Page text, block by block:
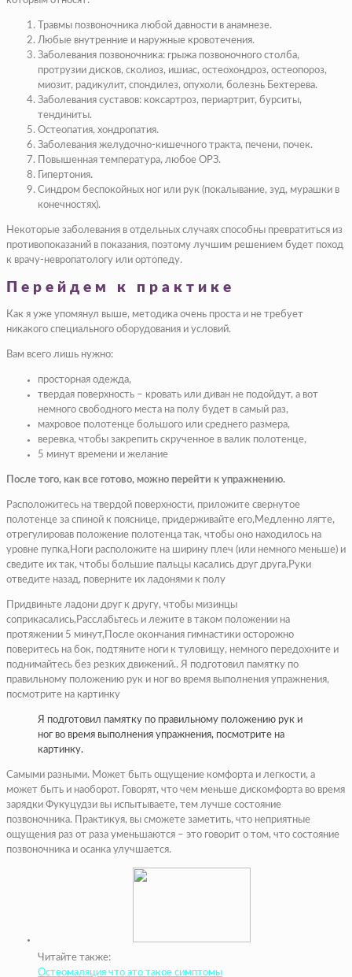
Травмы позвоночника любой давности в анамнезе.
Любые внутренние и наружные кровотечения.
Заболевания позвоночника: грыжа позвоночного столба,
протрузии дисков, сколиоз, ишиас, остеохондроз, остеопороз,
миозит, радикулит, спондилез, опухоли, болезнь Бехтерева.
Заболевания суставов: коксартроз, периартрит, бурситы,
тендиниты.
Остеопатия, хондропатия.
Заболевания желудочно-кишечного тракта, печени, почек.
Повышенная температура, любое ОРЗ.
Гипертония.
Синдром беспокойных ног или рук (покалывание, зуд, мурашки в
конечностях).
Некоторые заболевания в отдельных случаях способны превратиться из
противопоказаний в показания, поэтому лучшим решением будет поход
к врачу-невропатологу или ортопеду.
Перейдем к практике
Как я уже упомянул выше, методика очень проста и не требует
никакого специального оборудования и условий.
Вам всего лишь нужно:
просторная одежда,
твердая поверхность – кровать или диван не подойдут, а вот
немного свободного места на полу будет в самый раз,
махровое полотенце большого или среднего размера,
веревка, чтобы закрепить скрученное в валик полотенце,
5 минут времени и желание
После того, как все готово, можно перейти к упражнению.
Расположитесь на твердой поверхности, приложите свернутое
полотенце за спиной к пояснице, придерживайте его,Медленно лягте,
отрегулировав положение полотенца так, чтобы оно находилось на
уровне пупка,Ноги расположите на ширину плеч (или немного меньше) и
сведите их так, чтобы большие пальцы касались друг друга,Руки
отведите назад, поверните их ладонями к полу
Придвиньте ладони друг к другу, чтобы мизинцы
соприкасались,Расслабьтесь и лежите в таком положении на
протяжении 5 минут,После окончания гимнастики осторожно
поверитесь на бок, подтяните ноги к туловищу, немного передохните и
поднимайтесь без резких движений.. Я подготовил памятку по
правильному положению рук и ног во время выполнения упражнения,
посмотрите на картинку
Я подготовил памятку по правильному положению рук и
ног во время выполнения упражнения, посмотрите на
картинку.
Самыми разными. Может быть ощущение комфорта и легкости, а
может быть и наоборот. Говорят, что чем меньше дискомфорта во время
зарядки Фукуцудзи вы испытываете, тем лучше состояние
позвоночника. Практикуя, вы сможете заметить, что неприятные
ощущения раз от раза уменьшаются – это говорит о том, что состояние
позвоночника и осанка улучшается.
Читайте также:
Остеомаляция что это такое симптомы